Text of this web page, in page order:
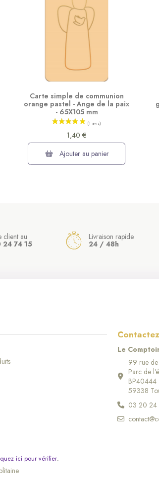
Carte simple de communion
orange pastel - Ange de la paix
- 65X105 mm
1,40 €
Ajouter au panier
client au
74 15
Livraison rapide
24 / 48h
Le
99 rue de
Parc de
BP40444
59338
03 20 24
ici pour vérifier.